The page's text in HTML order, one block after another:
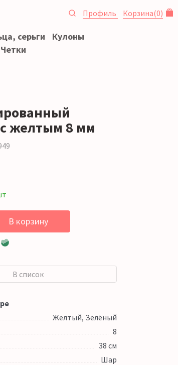
Профиль Корзина(0)
серьги
Кулоны
Четки
желтым 8 мм
В корзину
В список
Желтый, Зелёный
8
38 см
Шар